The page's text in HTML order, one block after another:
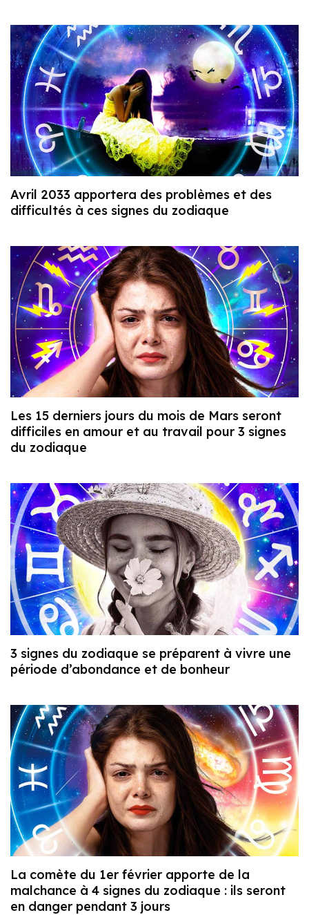
Avril 2033 apportera des problèmes et des
difficultés à ces signes du zodiaque
Les 15 derniers jours du mois de Mars seront
difficiles en amour et au travail pour 3 signes
du zodiaque
3 signes du zodiaque se préparent à vivre une
période d’abondance et de bonheur
La comète du 1er février apporte de la
malchance à 4 signes du zodiaque : ils seront
en danger pendant 3 jours